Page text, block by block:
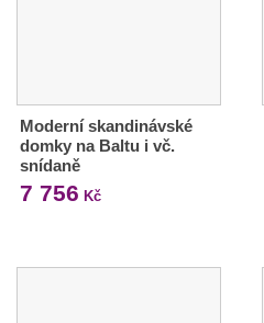
Moderní skandinávské
domky na Baltu i vč.
snídaně
7 756 Kč